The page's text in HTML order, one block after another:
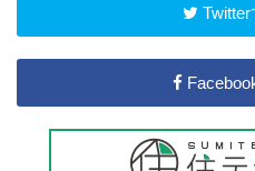
Twitter